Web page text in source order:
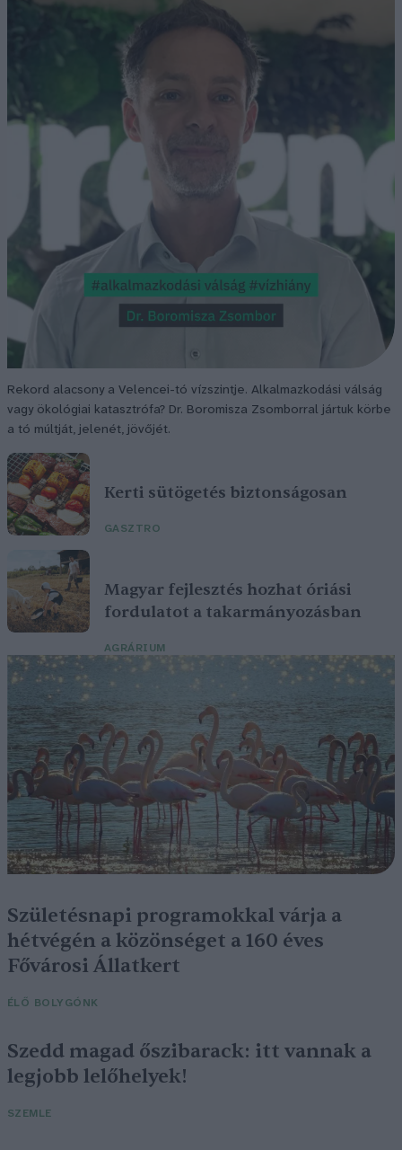
Rekord alacsony a Velencei-tó vízszintje. Alkalmazkodási válság
vagy ökológiai katasztrófa? Dr. Boromisza Zsomborral jártuk körbe
a tó múltját, jelenét, jövőjét.
Kerti sütögetés biztonságosan
GASZTRO
Magyar fejlesztés hozhat óriási
fordulatot a takarmányozásban
AGRÁRIUM
Születésnapi programokkal várja a
hétvégén a közönséget a 160 éves
Fővárosi Állatkert
ÉLŐ BOLYGÓNK
Szedd magad őszibarack: itt vannak a
legjobb lelőhelyek!
SZEMLE